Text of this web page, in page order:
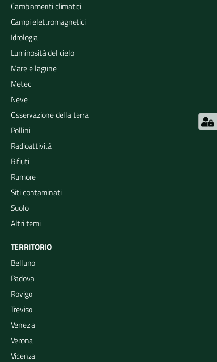
Cambiamenti climatici
Campi elettromagnetici
Idrologia
Luminosità del cielo
Mare e lagune
Meteo
Neve
Osservazione della terra
Pollini
Radioattività
Rifiuti
Rumore
Siti contaminati
Suolo
Altri temi
TERRITORIO
Belluno
Padova
Rovigo
Treviso
Venezia
Verona
Vicenza